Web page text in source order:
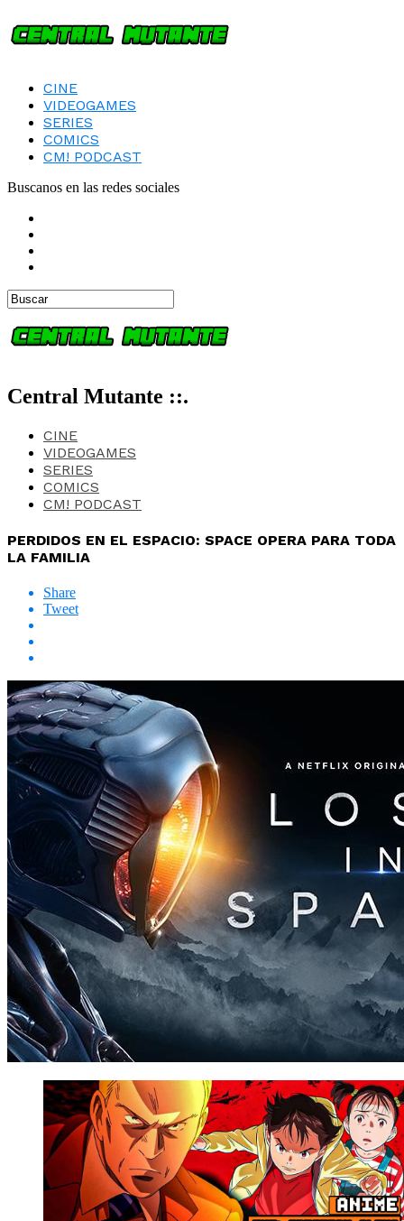
CINE
VIDEOGAMES
SERIES
COMICS
CM! PODCAST
Buscanos en las redes sociales
Central Mutante ::.
CINE
VIDEOGAMES
SERIES
COMICS
CM! PODCAST
PERDIDOS EN EL ESPACIO: SPACE OPERA PARA TODA
LA FAMILIA
Share
Tweet